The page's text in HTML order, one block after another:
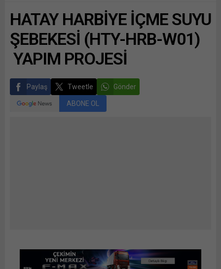
HATAY HARBİYE İÇME SUYU
ŞEBEKESİ (HTY-HRB-W01)
YAPIM PROJESİ
Paylaş Tweetle Gönder
ABONE OL